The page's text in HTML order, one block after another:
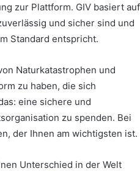
zur Plattform. GIV basiert auf
und sicher sind und
Standard entspricht.
Naturkatastrophen und
zu haben, die sich
eine sichere und
zu spenden. Bei
der Ihnen am wichtigsten ist.
Unterschied in der Welt